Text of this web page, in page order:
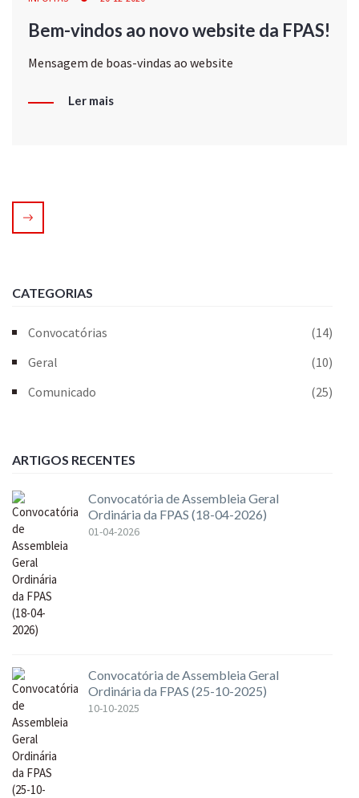
Bem-vindos ao novo website da FPAS!
Mensagem de boas-vindas ao website
Ler mais
CATEGORIAS
Convocatórias
(14)
Geral
(10)
Comunicado
(25)
ARTIGOS RECENTES
Convocatória de Assembleia Geral
Ordinária da FPAS (18-04-2026)
01-04-2026
Convocatória de Assembleia Geral
Ordinária da FPAS (25-10-2025)
10-10-2025